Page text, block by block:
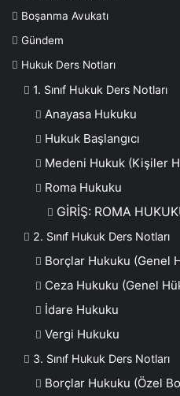
Boşanma Avukatı
Gündem
Hukuk Ders Notları
1. Sınıf Hukuk Ders Notları
Anayasa Hukuku
Hukuk Başlangıcı
Medeni Hukuk (Kişiler
Roma Hukuku
GİRİŞ: ROMA
2. Sınıf Hukuk Ders Notları
Borçlar Hukuku (Genel
Ceza Hukuku (Genel
İdare Hukuku
Vergi Hukuku
3. Sınıf Hukuk Ders Notları
Borçlar Hukuku (Özel